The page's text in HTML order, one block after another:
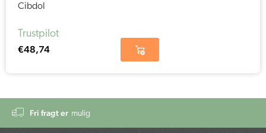
(60 stk – 16 mg)
Cibdol
Trustpilot
€48,74
Fri fragt er mulig